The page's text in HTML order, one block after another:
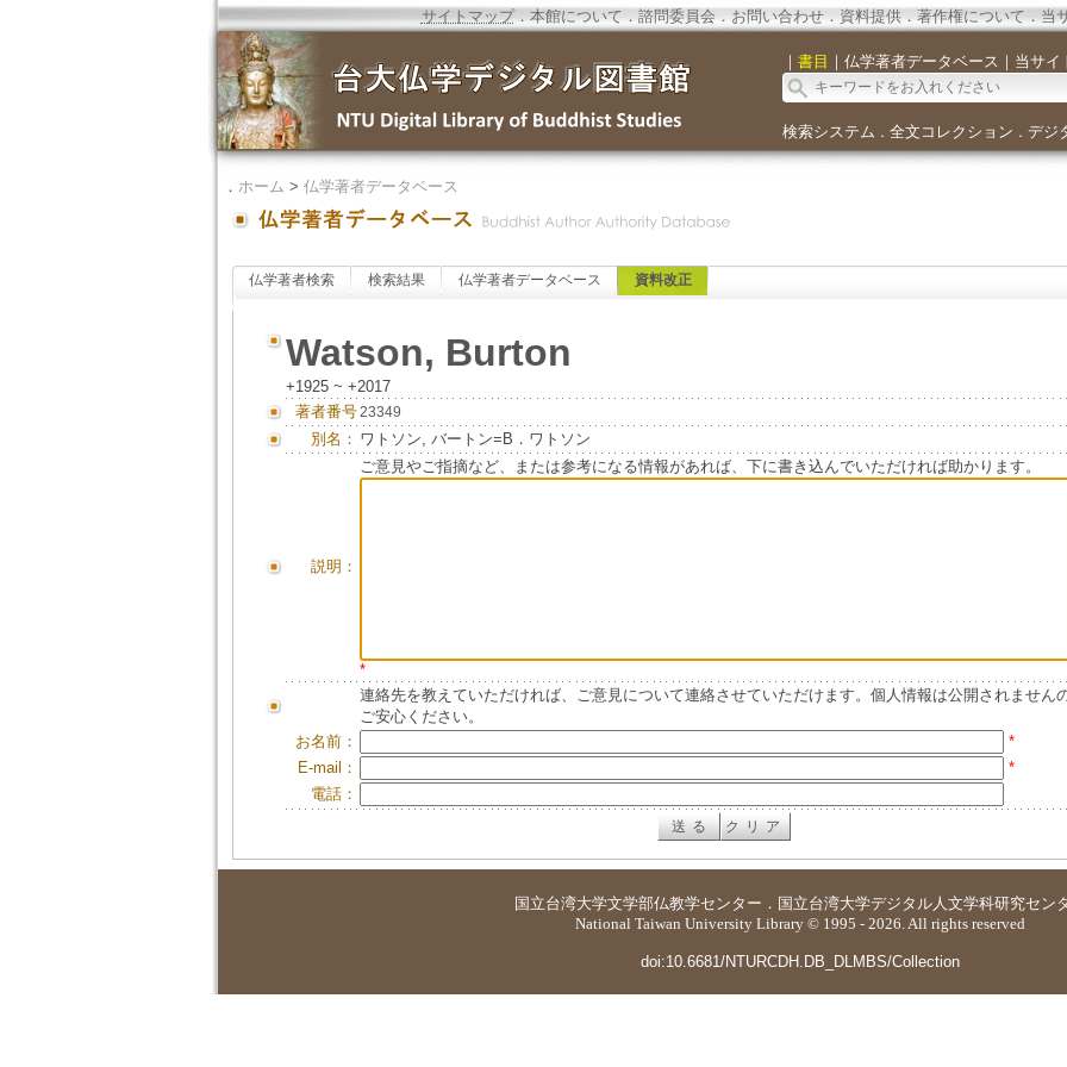
サイトマップ．本館について．諮問委員会． お問い合わせ． 資料提供．著作権について．当
｜ 書目 ｜ 仏学著者データベース ｜ 当サイ
検索システム ． 全文コレクション ． デジ
． ホーム > 仏学著者データベース
仏学著者検索 検索結果 仏学著者データベース 資料改正
Watson, Burton
+1925 ~ +2017
著者番号23349
別名： ワトソン, バートン=B．ワトソン
説明：
ご意見やご指摘など、または参考になる情報があれば、下に書き込んでいただければ助かります。
*
連絡先を教えていただければ、ご意見について連絡させていただけます。個人情報は公開されません
ご安心ください。
お名前：
*
E-mail：
*
電話：
国立台湾大学文学部仏教学センター ． 国立台湾大学デジタル人文学科研究セン
National Taiwan University Library © 1995 - 2026. All rights reserved
doi:10.6681/NTURCDH.DB_DLMBS/Collection